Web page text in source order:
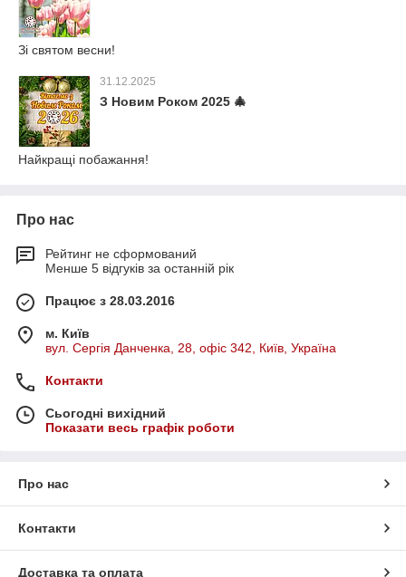
Зі святом весни!
31.12.2025
З Новим Роком 2025 🎄
Найкращі побажання!
Про нас
Рейтинг не сформований
Менше 5 відгуків за останній рік
Працює з 28.03.2016
м. Київ
вул. Сергія Данченка, 28, офіс 342, Київ, Україна
Контакти
Сьогодні вихідний
Показати весь графік роботи
Про нас
Контакти
Доставка та оплата